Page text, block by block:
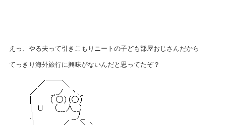
えっ、やる夫って引きこもりニートの子ども部屋おじさんだから
てっきり海外旅行に興味がないんだと思ってたぞ？